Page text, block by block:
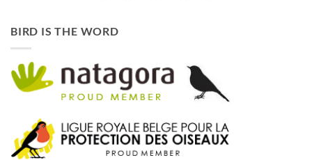
BIRD IS THE WORD